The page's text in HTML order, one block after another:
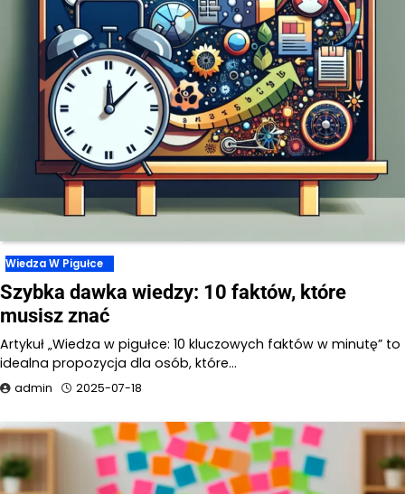
Wiedza W Pigułce
Szybka dawka wiedzy: 10 faktów, które
musisz znać
Artykuł „Wiedza w pigułce: 10 kluczowych faktów w minutę” to
idealna propozycja dla osób, które…
admin 2025-07-18